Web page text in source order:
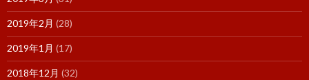
2019年2月 (28)
2019年1月 (17)
2018年12月 (32)